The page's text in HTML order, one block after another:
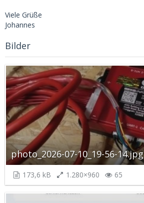
Viele Grüße
Johannes
Bilder
photo_2026-07-10_19-56-14.jpg
173,6 kB 1.280×960 65